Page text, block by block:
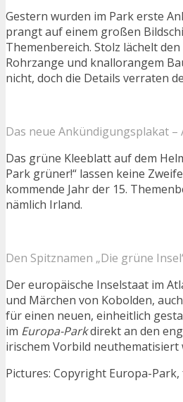
Gestern wurden im Park erste
prangt auf einem großen
Themenbereich. Stolz lächelt
Rohrzange und knallorangem
nicht, doch die Details verraten
Das neue Ankündigungsplakat
Das grüne Kleeblatt auf dem
Park grüner!“ lassen keine
kommende Jahr der 15.
nämlich Irland.
Den Spitznamen „Die grüne
Der europäische Inselstaat im
und Märchen von Kobolden,
für einen neuen, einheitlich
im Europa-Parkdirekt an den
irischem Vorbild neuthematisiert
Pictures: Copyright Europa-